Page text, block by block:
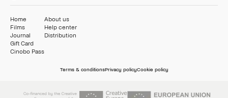
Home
Films
Journal
Gift Card
Cinobo Pass
About us
Help center
Distribution
Terms & conditionsPrivacy policyCookie policy